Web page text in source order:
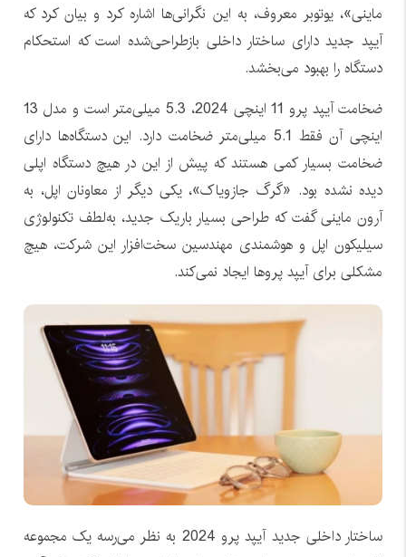
ماینی»، یوتوبر معروف، به این نگرانی‌ها اشاره کرد و بیان کرد که
آیپد جدید دارای ساختار داخلی بازطراحی‌شده است که استحکام
دستگاه را بهبود می‌بخشد.
ضخامت آیپد پرو 11 اینچی 2024، 5.3 میلی‌متر است و مدل 13
اینچی آن فقط 5.1 میلی‌متر ضخامت دارد. این دستگاه‌ها دارای
ضخامت بسیار کمی هستند که پیش از این در هیچ دستگاه اپلی
دیده نشده بود. «گرگ جازویاک»، یکی دیگر از معاونان اپل، به
آرون ماینی گفت که طراحی بسیار باریک جدید، به‌لطف تکنولوژی
سیلیکون اپل و هوشمندی مهندسین سخت‌افزار این شرکت، هیچ
مشکلی برای آیپد پروها ایجاد نمی‌کند.
ساختار داخلی جدید آیپد پرو 2024 به نظر می‌رسه یک مجموعه